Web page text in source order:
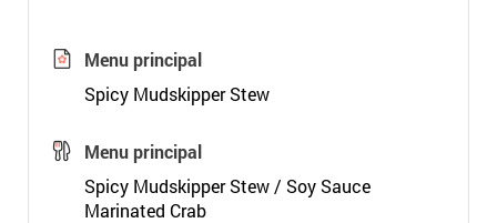
Menu principal
Spicy Mudskipper Stew
Menu principal
Spicy Mudskipper Stew / Soy Sauce
Marinated Crab